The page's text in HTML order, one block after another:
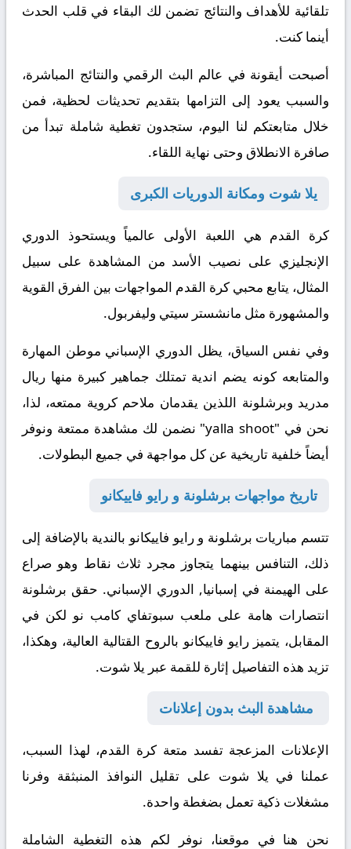
تلقائية للأهداف والنتائج تضمن لك البقاء في قلب الحدث
أينما كنت.
أصبحت أيقونة في عالم البث الرقمي والنتائج المباشرة،
والسبب يعود إلى التزامها بتقديم تحديثات لحظية، فمن
خلال متابعتكم لنا اليوم، ستجدون تغطية شاملة تبدأ من
صافرة الانطلاق وحتى نهاية اللقاء.
يلا شوت ومكانة الدوريات الكبرى
كرة القدم هي اللعبة الأولى عالمياً ويستحوذ الدوري
الإنجليزي على نصيب الأسد من المشاهدة على سبيل
المثال، يتابع محبي كرة القدم المواجهات بين الفرق القوية
والمشهورة مثل مانشستر سيتي وليفربول.
وفي نفس السياق، يظل الدوري الإسباني موطن المهارة
والمتابعه كونه يضم اندية تمتلك جماهير كبيرة منها ريال
مدريد وبرشلونة اللذين يقدمان ملاحم كروية ممتعه، لذا،
نحن في "yalla shoot" نضمن لك مشاهدة ممتعة ونوفر
أيضاً خلفية تاريخية عن كل مواجهة في جميع البطولات.
تاريخ مواجهات برشلونة و رايو فاييكانو
تتسم مباريات برشلونة و رايو فاييكانو بالندية بالإضافة إلى
ذلك، التنافس بينهما يتجاوز مجرد ثلاث نقاط وهو صراع
على الهيمنة في إسبانيا, الدوري الإسباني. حقق برشلونة
انتصارات هامة على ملعب سبوتفاي كامب نو لكن في
المقابل، يتميز رايو فاييكانو بالروح القتالية العالية، وهكذا،
تزيد هذه التفاصيل إثارة للقمة عبر يلا شوت.
مشاهدة البث بدون إعلانات
الإعلانات المزعجة تفسد متعة كرة القدم، لهذا السبب،
عملنا في يلا شوت على تقليل النوافذ المنبثقة وفرنا
مشغلات ذكية تعمل بضغطة واحدة.
نحن هنا في موقعنا، نوفر لكم هذه التغطية الشاملة